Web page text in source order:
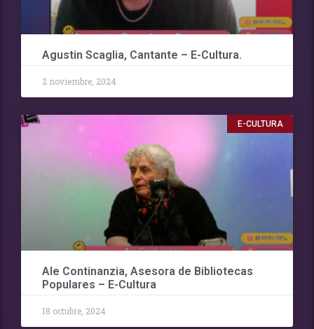
Agustin Scaglia, Cantante – E-Cultura.
2 noviembre, 2024
E-CULTURA
Ale Continanzia, Asesora de Bibliotecas
Populares – E-Cultura
18 octubre, 2024